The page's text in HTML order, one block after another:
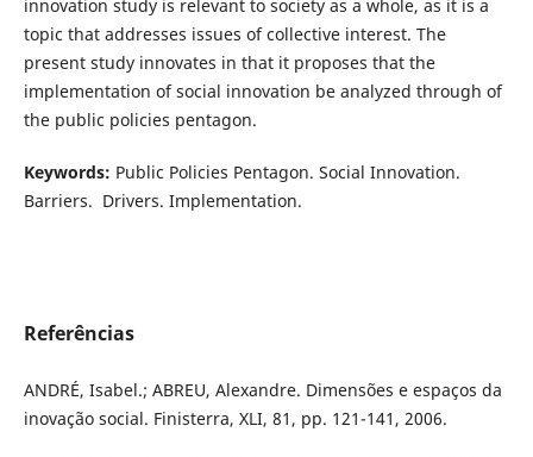
innovation study is relevant to society as a whole, as it is a
topic that addresses issues of collective interest. The
present study innovates in that it proposes that the
implementation of social innovation be analyzed through of
the public policies pentagon.
Keywords: Public Policies Pentagon. Social Innovation.
Barriers. Drivers. Implementation.
Referências
ANDRÉ, Isabel.; ABREU, Alexandre. Dimensões e espaços da
inovação social. Finisterra, XLI, 81, pp. 121-141, 2006.